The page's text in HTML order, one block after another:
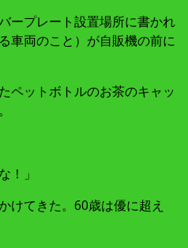
ープレート設置場所に書かれ
車両のこと）が自販機の前に
ペットボトルのお茶のキャッ
！」
けてきた。60歳は優に超え